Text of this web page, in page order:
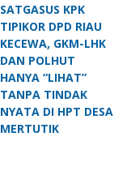
SATGASUS KPK
TIPIKOR DPD RIAU
KECEWA, GKM-LHK
DAN POLHUT
HANYA “LIHAT”
TANPA TINDAK
NYATA DI HPT DESA
MERTUTIK